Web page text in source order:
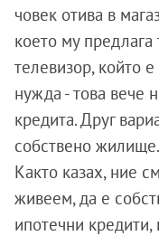
човек отива в
което му предлага
телевизор, който
нужда - това вече
кредита. Друг
собствено
Както казах, ние
живеем, да е
ипотечни